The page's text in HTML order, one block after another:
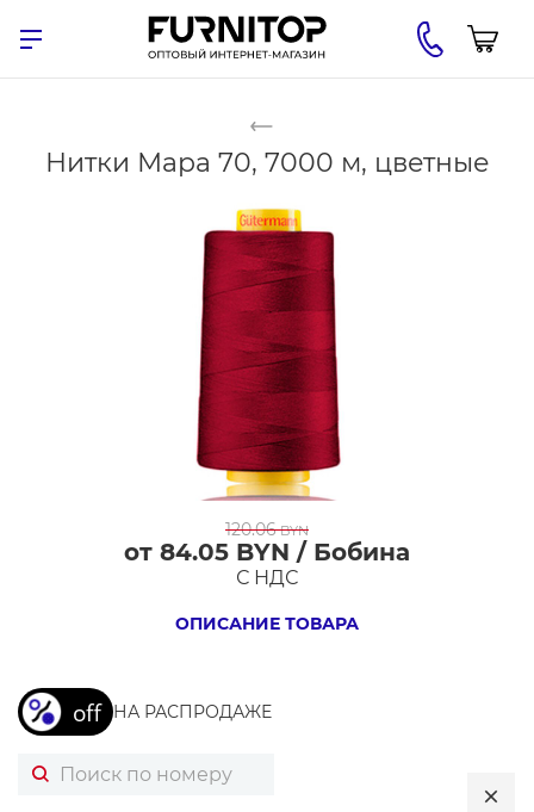
Нитки Мара 70, 7000 м, цветные
Нитки
м,
цветные
120.06BYN
от 84.05 BYN / Бобина
С НДС
ОПИСАНИЕ ТОВАРА
НА РАСПРОДАЖЕ